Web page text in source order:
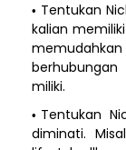
Tentukan
kalian
miliki.
Tentukan
diminati.